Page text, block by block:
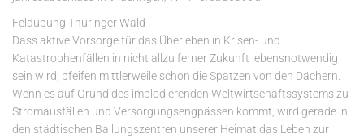
Feldübung Thüringer Wald
Dass aktive Vorsorge für das Überleben in Krisen- und
Katastrophenfällen in nicht allzu ferner Zukunft lebensnotwendig
sein wird, pfeifen mittlerweile schon die Spatzen von den Dächern.
Wenn es auf Grund des implodierenden Weltwirtschaftssystems zu
Stromausfällen und Versorgungsengpässen kommt, wird gerade in
den städtischen Ballungszentren unserer Heimat das Leben zur